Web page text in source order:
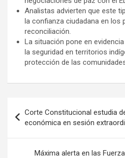
Analistas advierten que este
la confianza ciudadana en los
reconciliación.
La situación pone en
la seguridad en territorios
protección de las
de
entradas
Corte Constitucional estudia
económica en sesión
Máxima alerta en las